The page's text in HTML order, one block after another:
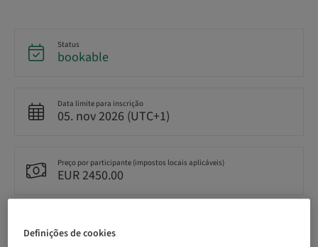
Status
bookable
Data limite para inscrição
05. nov 2026 (UTC+1)
Preço por participante (impostos locais aplicáveis)
EUR 2450.00
English
Definições de cookies